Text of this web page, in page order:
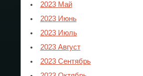
2023 Май
2023 Июнь
2023 Июль
2023 Август
2023 Сентябрь